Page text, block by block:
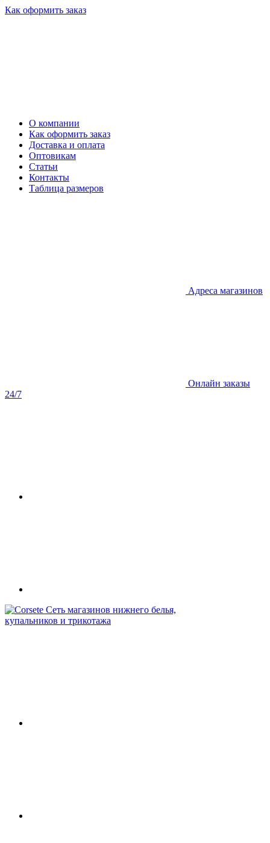
Как оформить заказ
О компании
Как оформить заказ
Доставка и оплата
Оптовикам
Статьи
Контакты
Таблица размеров
Адреса магазинов
Онлайн заказы
24/7
Сеть магазинов нижнего белья,
купальников и трикотажа